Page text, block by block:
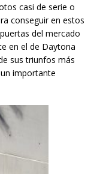
casi de serie o
conseguir en estos
del mercado
en el de Daytona
sus triunfos más
importante